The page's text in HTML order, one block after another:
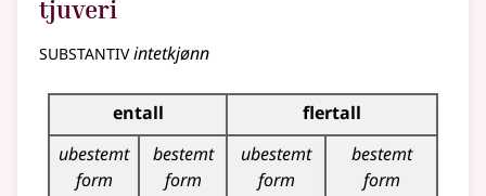
tjuveri
substantivintetkjønn
Bøyingstabell for dette substantivet
entall
flertall
ubestemt
form
bestemt
form
ubestemt
form
bestemt
form